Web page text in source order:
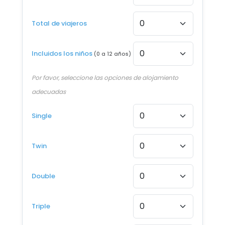
14 AGO - 24 AGO 2026
15 AGO - 25 AGO 2026
Desde €1.336
17 AGO - 27 AGO 2026
18 AGO - 28 AGO 2026
19 AGO - 29 AGO 2026
Total de viajeros
Incluidos los niños (0 a 12 años)
Por favor, seleccione las opciones de alojamiento
adecuadas
Single
Twin
Double
Triple